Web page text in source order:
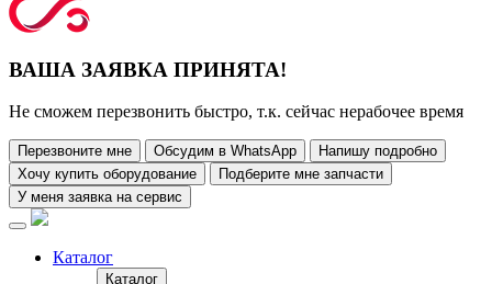
ВАША ЗАЯВКА ПРИНЯТА!
Не сможем перезвонить быстро, т.к. сейчас нерабочее время
Перезвоните мне Обсудим в WhatsApp
Напишу подробно
Хочу купить оборудование
Подберите мне запчасти
У меня заявка на сервис
Каталог
Каталог